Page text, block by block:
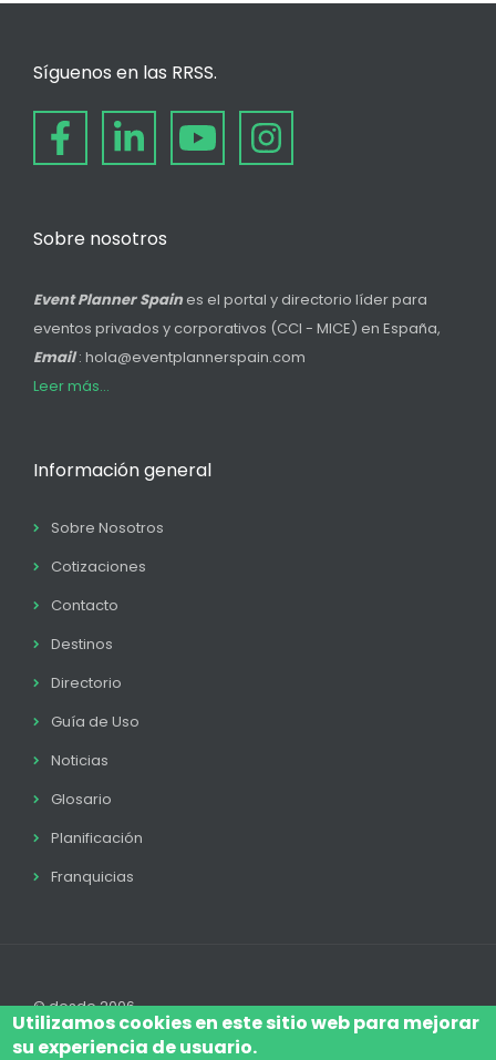
Síguenos en las RRSS.
Sobre nosotros
Event Planner Spain es el portal y directorio líder para
eventos privados y corporativos (CCI - MICE) en España,
Email: hola@eventplannerspain.com
Leer más...
Información general
Sobre Nosotros
Cotizaciones
Contacto
Destinos
Directorio
Guía de Uso
Noticias
Glosario
Planificación
Franquicias
© desde 2006
Utilizamos cookies en este sitio web para mejorar
su experiencia de usuario.